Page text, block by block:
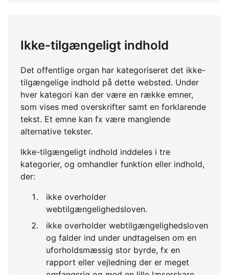
Ikke-tilgængeligt indhold
Det offentlige organ har kategoriseret det ikke-
tilgængelige indhold på dette websted. Under
hver kategori kan der være en række emner,
som vises med overskrifter samt en forklarende
tekst. Et emne kan fx være manglende
alternative tekster.
Ikke-tilgængeligt indhold inddeles i tre
kategorier, og omhandler funktion eller indhold,
der:
ikke overholder
webtilgængelighedsloven.
ikke overholder webtilgængelighedsloven
og falder ind under undtagelsen om en
uforholdsmæssig stor byrde, fx en
rapport eller vejledning der er meget